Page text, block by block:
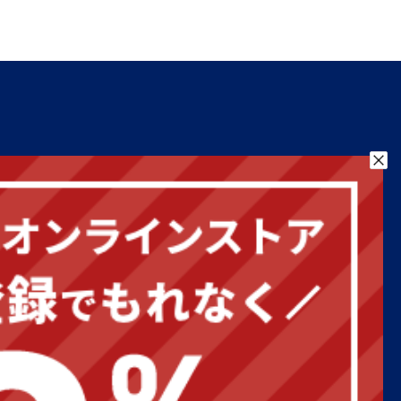
営業日カレンダー
2026年8月
お気に入り お問い合わせ